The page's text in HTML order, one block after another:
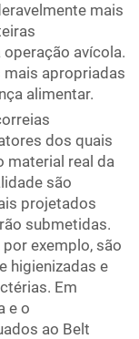
mais
avícola.
apropriadas
alimentar.
dos quais
material real da
são
projetados
submetidas.
exemplo, são
higienizadas e
Em
e o
ao Belt